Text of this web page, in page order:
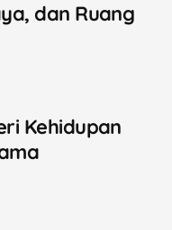
dan Ruang
Kehidupan